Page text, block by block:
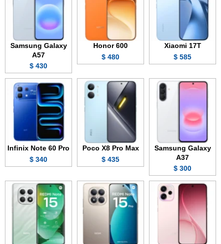
Xiaomi 17T
585 $
Honor 600
480 $
Samsung Galaxy
A57
430 $
Samsung Galaxy
A37
300 $
Poco X8 Pro Max
435 $
Infinix Note 60 Pro
340 $